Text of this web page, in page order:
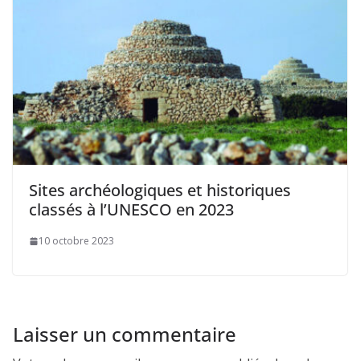
Sites archéologiques et historiques
classés à l’UNESCO en 2023
10 octobre 2023
Laisser un commentaire